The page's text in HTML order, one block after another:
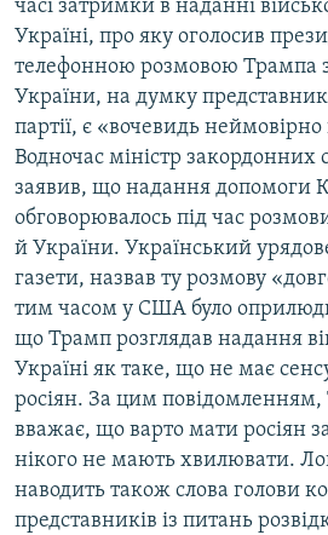
часі затримки в наданні
Україні, про яку оголосив
телефонною розмовою Трампа
України, на думку
партії, є «вочевидь неймовірно
Водночас міністр закордонних
заявив, що надання допомоги
обговорювалось під час
й України. Український
газети, назвав ту розмову
тим часом у США було
що Трамп розглядав надання
Україні як таке, що не має
росіян. За цим повідомленням,
вважає, що варто мати росіян
нікого не мають хвилювати.
наводить також слова голови
представників із питань